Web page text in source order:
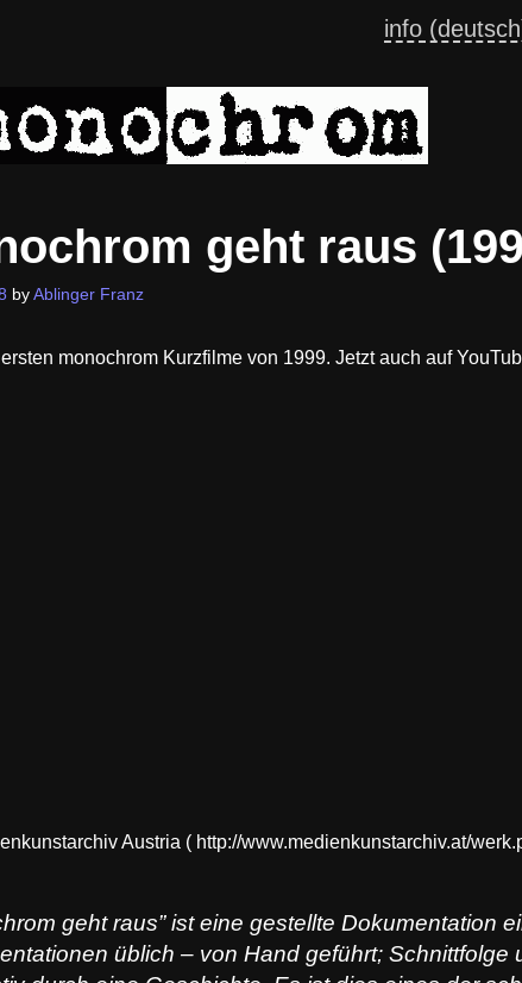
info
geht raus
by Ablinger Franz
monochrom Kurzfilme von 1999. Jetzt auch auf
Austria ( http://www.medienkunstarchiv.at/
geht raus” ist eine gestellte Dokumentation
üblich – von Hand geführt;